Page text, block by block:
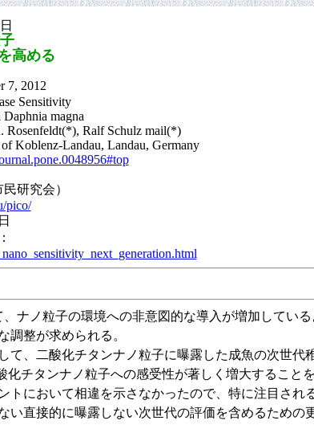
高める
7, 2012
Sensitivity
magna
Ralf Schulz mail(*)
Koblenz-Landau, Landau, Germany
研究会）
pico/
ナノ粒子の環境への非意図的な導入が増加してい
調整が求められる。
、二酸化チタンナノ粒子に曝露した成魚の次世代
チタンナノ粒子への感受性が著しく増大すること
において相違を示さなかったので、特に注目され
直接的に曝露しない次世代の評価を含めるための